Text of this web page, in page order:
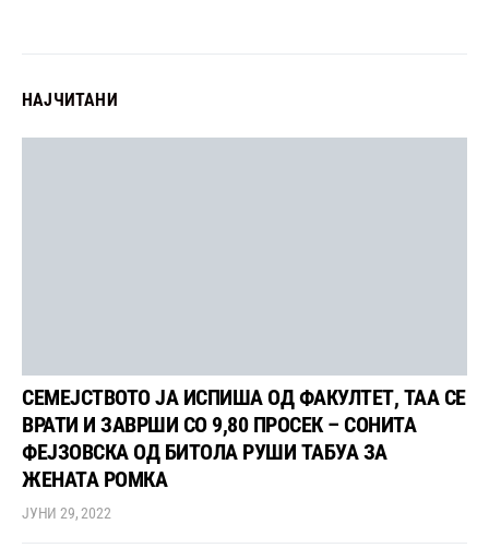
НАЈЧИТАНИ
СЕМЕЈСТВОТО ЈА ИСПИША ОД ФАКУЛТЕТ, ТАА СЕ
ВРАТИ И ЗАВРШИ СО 9,80 ПРОСЕК – СОНИТА
ФЕЈЗОВСКА ОД БИТОЛА РУШИ ТАБУА ЗА
ЖЕНАТА РОМКА
ЈУНИ 29, 2022